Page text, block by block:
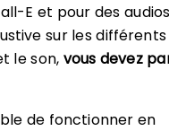
E et pour des audios
sur les
le son, vous devez
de fonctionner en